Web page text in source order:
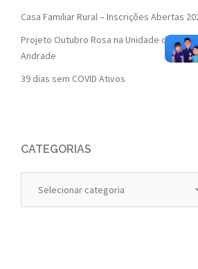
Casa Familiar Rural – Inscrições Abertas
Projeto Outubro Rosa na Unidade de
Andrade
39 dias sem COVID Ativos
CATEGORIAS